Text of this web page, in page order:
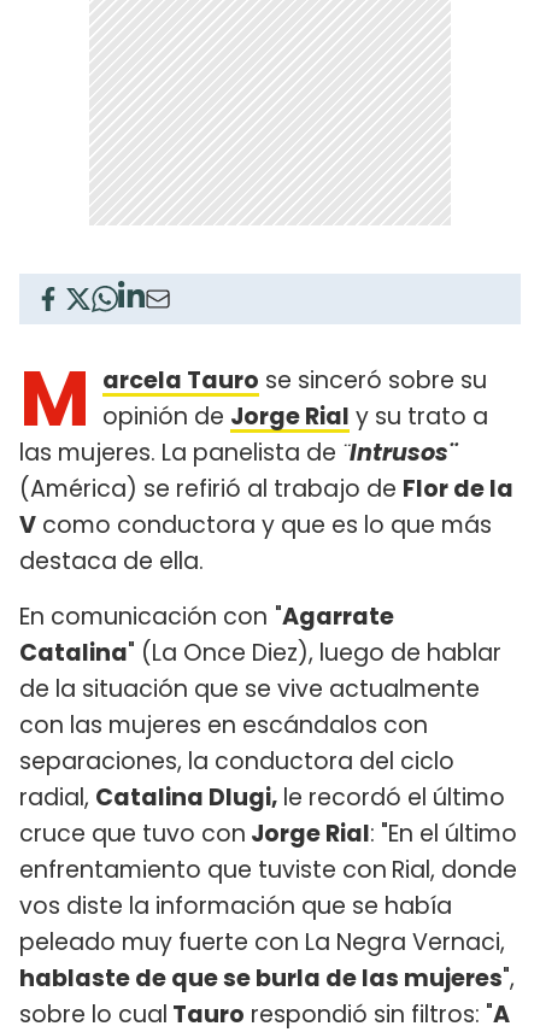
M arcela Tauro se sinceró sobre su
opinión de Jorge Rial y su trato a
las mujeres. La panelista de ¨Intrusos¨
(América) se refirió al trabajo de Flor de la
V como conductora y que es lo que más
destaca de ella.
En comunicación con "Agarrate
Catalina" (La Once Diez), luego de hablar
de la situación que se vive actualmente
con las mujeres en escándalos con
separaciones, la conductora del ciclo
radial, Catalina Dlugi, le recordó el último
cruce que tuvo con Jorge Rial: "En el último
enfrentamiento que tuviste con Rial, donde
vos diste la información que se había
peleado muy fuerte con La Negra Vernaci,
hablaste de que se burla de las mujeres",
sobre lo cual Tauro respondió sin filtros: "A